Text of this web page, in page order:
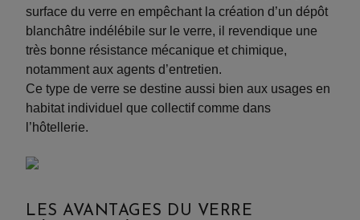
surface du verre en empêchant la création d’un dépôt
blanchâtre indélébile sur le verre, il revendique une
très bonne résistance mécanique et chimique,
notamment aux agents d’entretien.
Ce type de verre se destine aussi bien aux usages en
habitat individuel que collectif comme dans
l’hôtellerie.
LES AVANTAGES DU VERRE